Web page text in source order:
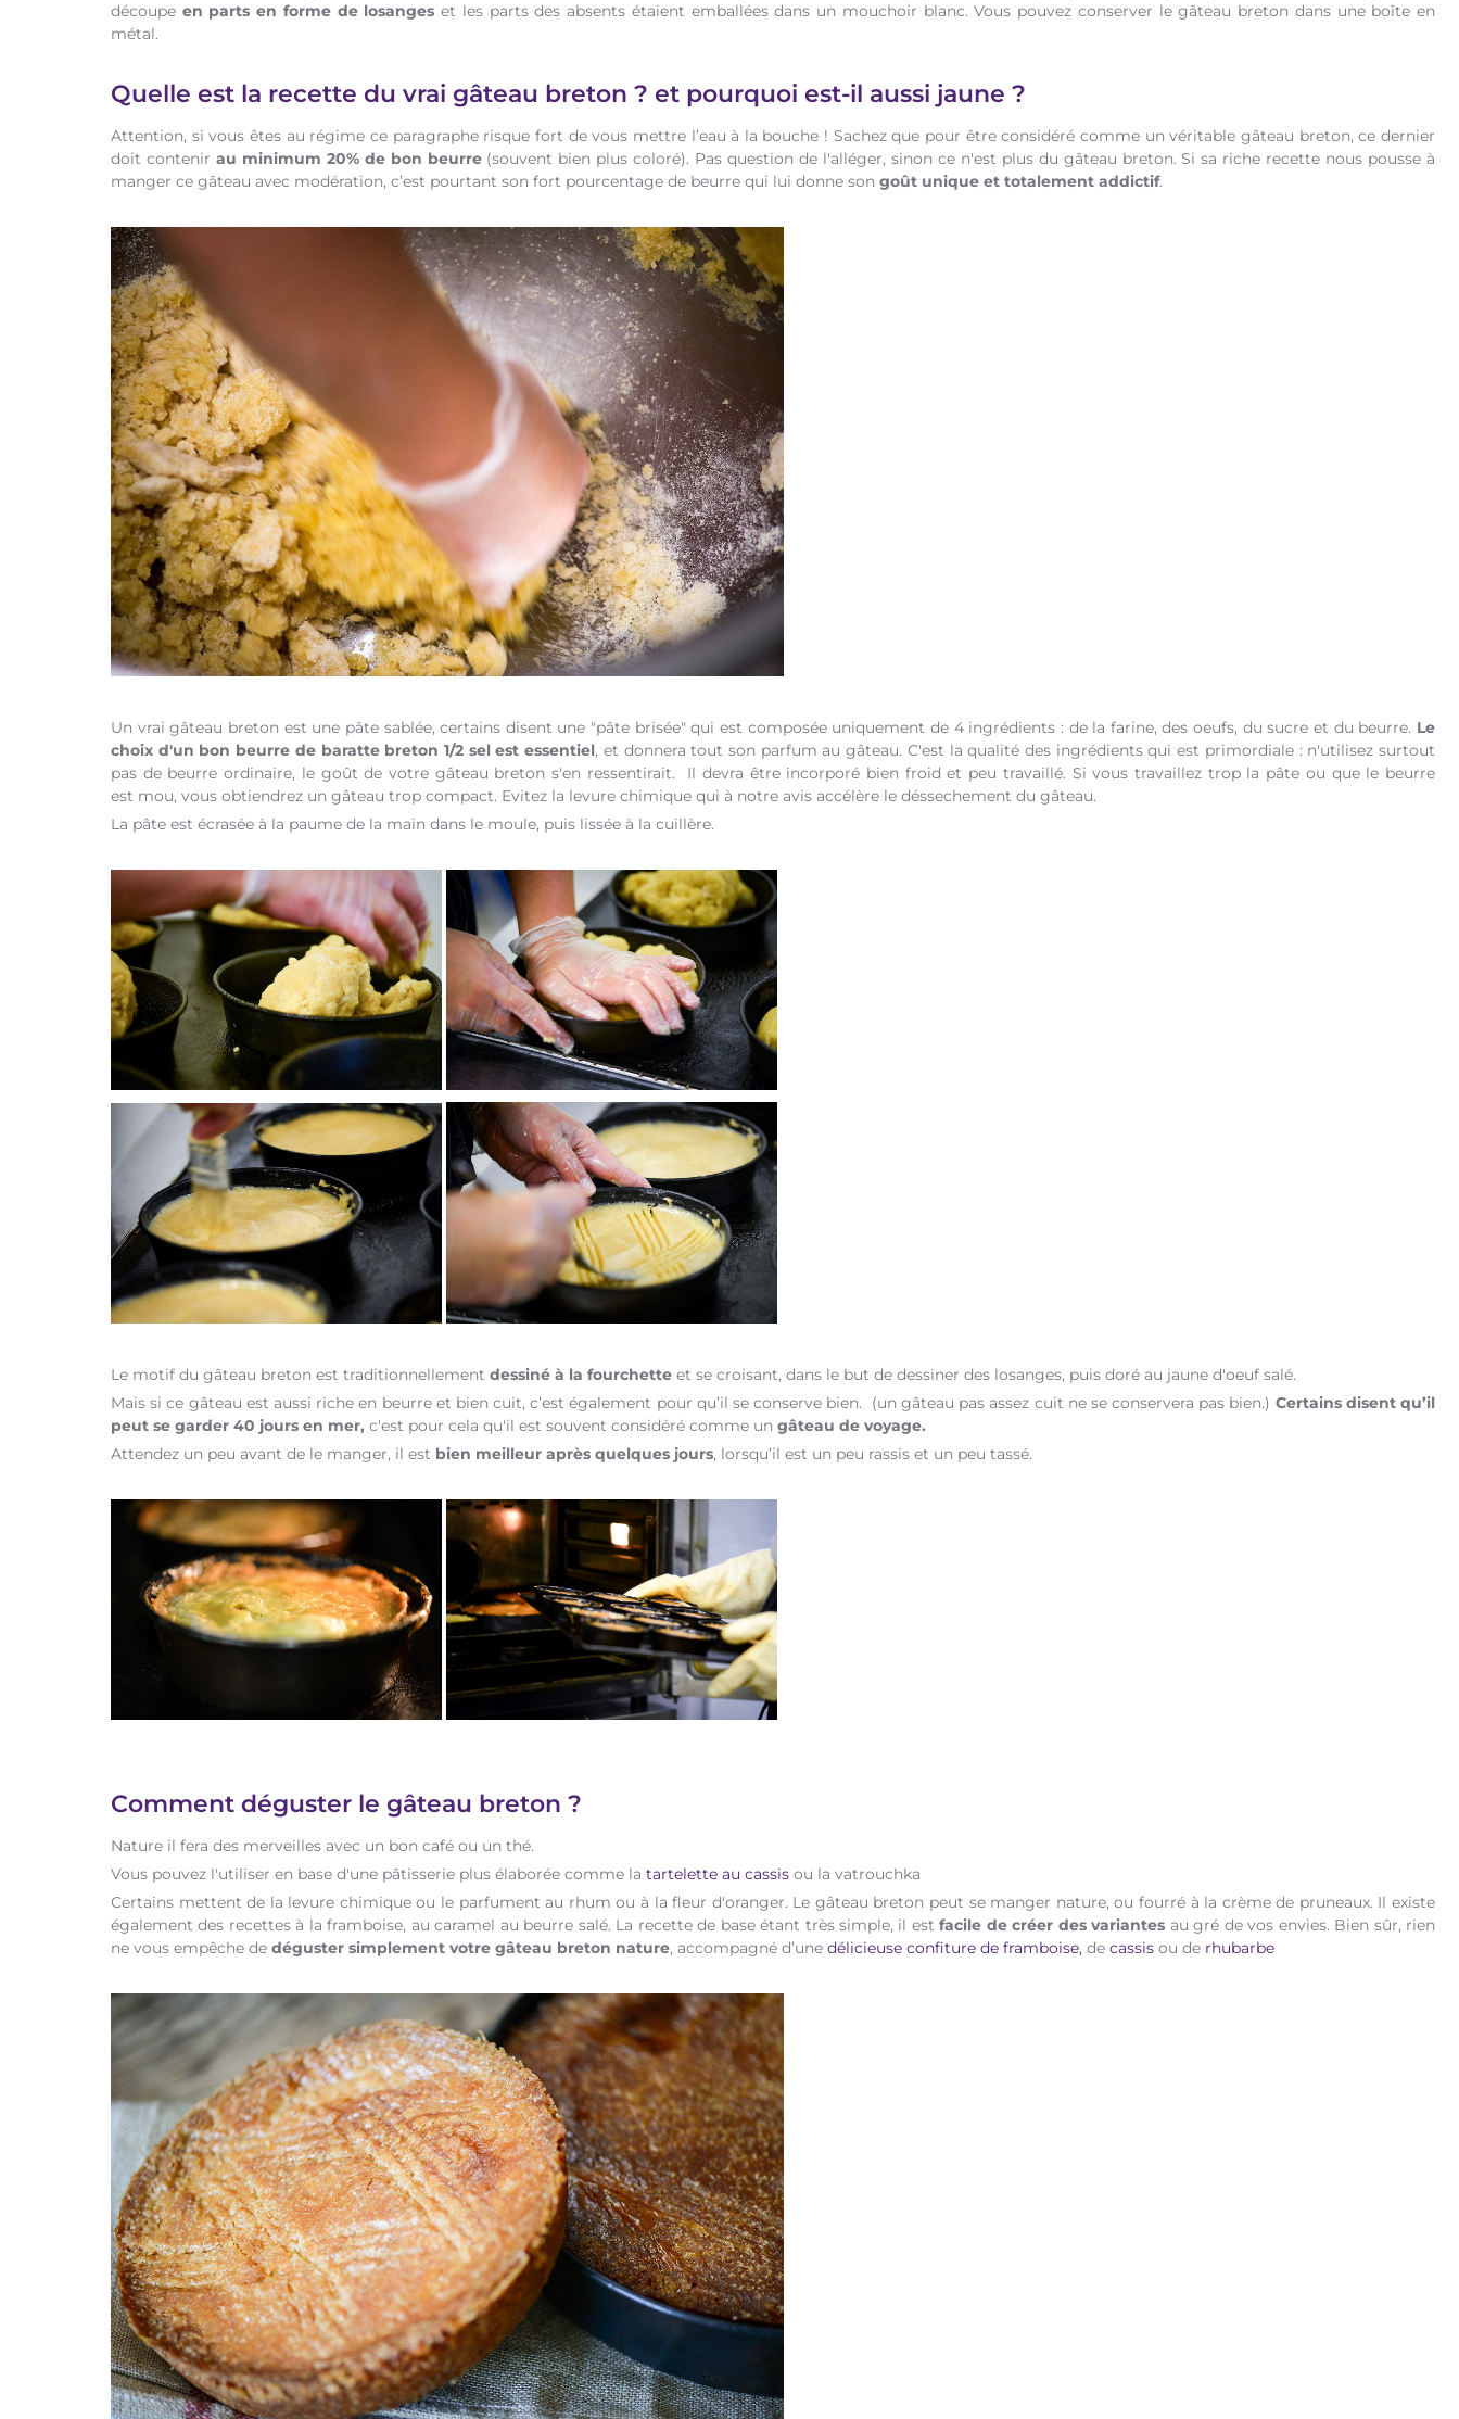
découpe en parts en forme de losanges et les parts des absents étaient emballées dans un mouchoir blanc. Vous pouvez conserver le gâteau breton dans une boîte en
métal.
Quelle est la recette du vrai gâteau breton ? et pourquoi est-il aussi jaune ?
Attention, si vous êtes au régime ce paragraphe risque fort de vous mettre l’eau à la bouche ! Sachez que pour être considéré comme un véritable gâteau breton, ce dernier
doit contenir au minimum 20% de bon beurre (souvent bien plus coloré). Pas question de l'alléger, sinon ce n'est plus du gâteau breton. Si sa riche recette nous pousse à
manger ce gâteau avec modération, c’est pourtant son fort pourcentage de beurre qui lui donne son goût unique et totalement addictif.
Un vrai gâteau breton est une pâte sablée, certains disent une "pâte brisée" qui est composée uniquement de 4 ingrédients : de la farine, des oeufs, du sucre et du beurre. Le
choix d'un bon beurre de baratte breton 1/2 sel est essentiel, et donnera tout son parfum au gâteau. C'est la qualité des ingrédients qui est primordiale : n'utilisez surtout
pas de beurre ordinaire, le goût de votre gâteau breton s'en ressentirait. Il devra être incorporé bien froid et peu travaillé. Si vous travaillez trop la pâte ou que le beurre
est mou, vous obtiendrez un gâteau trop compact. Evitez la levure chimique qui à notre avis accélère le déssechement du gâteau.
La pâte est écrasée à la paume de la main dans le moule, puis lissée à la cuillère.
Le motif du gâteau breton est traditionnellement dessiné à la fourchette et se croisant, dans le but de dessiner des losanges, puis doré au jaune d'oeuf salé.
Mais si ce gâteau est aussi riche en beurre et bien cuit, c’est également pour qu’il se conserve bien. (un gâteau pas assez cuit ne se conservera pas bien.) Certains disent qu’il
peut se garder 40 jours en mer, c'est pour cela qu'il est souvent considéré comme un gâteau de voyage.
Attendez un peu avant de le manger, il est bien meilleur après quelques jours, lorsqu’il est un peu rassis et un peu tassé.
Comment déguster le gâteau breton ?
Nature il fera des merveilles avec un bon café ou un thé.
Vous pouvez l'utiliser en base d'une pâtisserie plus élaborée comme la tartelette au cassis ou la vatrouchka
Certains mettent de la levure chimique ou le parfument au rhum ou à la fleur d'oranger. Le gâteau breton peut se manger nature, ou fourré à la crème de pruneaux. Il existe
également des recettes à la framboise, au caramel au beurre salé. La recette de base étant très simple, il estfacile de créer des variantes au gré de vos envies. Bien sûr, rien
ne vous empêche de déguster simplement votre gâteau breton nature, accompagné d’une délicieuse confiture de framboise, de cassis ou de rhubarbe